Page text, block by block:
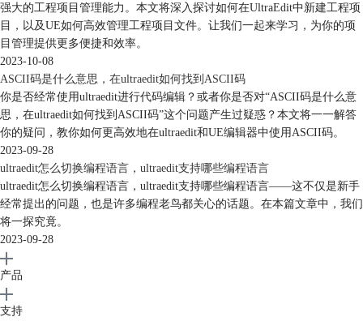
强大的工程项目管理能力。本文将深入探讨如何在UltraEdit中新建工程项
目，以及UE如何高效管理工程项目文件。让我们一起来学习，为你的项
目管理提供更多便捷和效率。
2023-10-08
ASCII码是什么意思，在ultraedit如何找到ASCII码
你是否经常使用ultraedit进行代码编辑？或者你是否对“ASCII码是什么意
思，在ultraedit如何找到ASCII码”这个问题产生过疑惑？本文将一一解答
你的疑问，教你如何更高效地在ultraedit和UE编辑器中使用ASCII码。
2023-09-28
ultraedit怎么切换编程语言，ultraedit支持哪些编程语言
ultraedit怎么切换编程语言，ultraedit支持哪些编程语言——这不仅是新手
经常提出的问题，也是许多编程老鸟都关心的话题。在本篇文章中，我们
将一探究竟。
2023-09-28
产品
支持